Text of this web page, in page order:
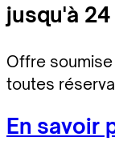
jusqu'à
Offre
toutes
En savoir